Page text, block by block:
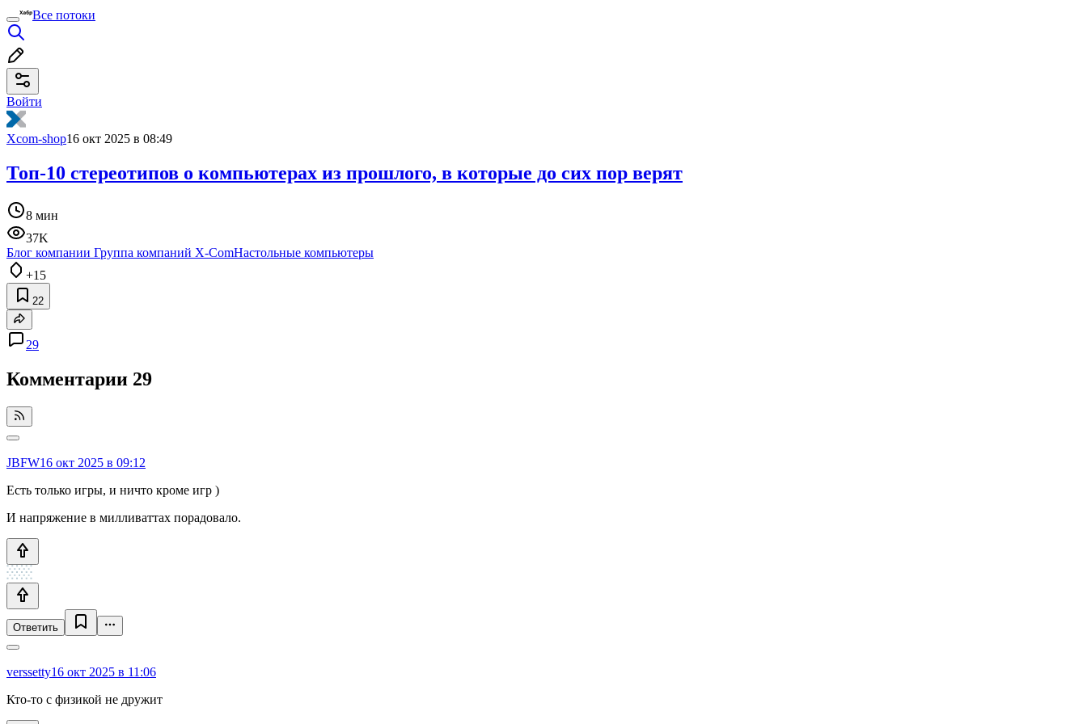
Все потоки
Войти
Xcom-shop16 окт 2025 в 08:49
Топ-10 стереотипов о компьютерах из прошлого, в которые до сих пор верят
8 мин
37K
Блог компании Группа компаний X-ComНастольные компьютеры
+15
22
29
Комментарии 29
JBFW16 окт 2025 в 09:12
Есть только игры, и ничто кроме игр )
И напряжение в милливаттах порадовало.
Ответить
verssetty16 окт 2025 в 11:06
Кто-то с физикой не дружит